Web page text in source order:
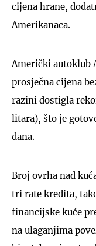
cijena hrane,
Amerikanaca.
Američki autoklub
prosječna cijena
razini dostigla
litara), što je
dana.
Broj ovrha nad
tri rate kredita,
financijske kuće
na ulaganjima